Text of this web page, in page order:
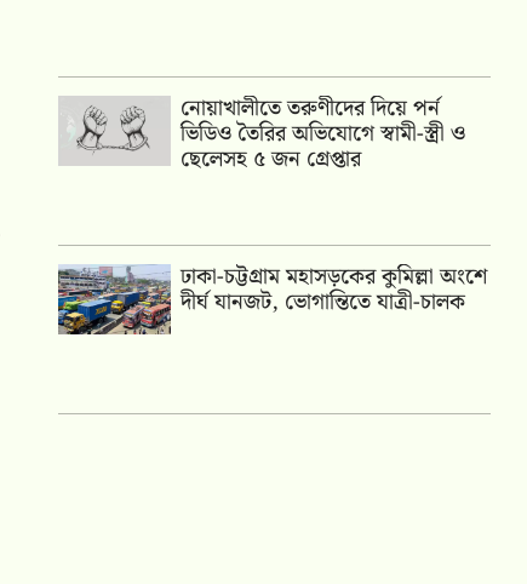
নোয়াখালীতে তরুণীদের দিয়ে পর্ন
ভিডিও তৈরির অভিযোগে স্বামী-স্ত্রী ও
ছেলেসহ ৫ জন গ্রেপ্তার
ঢাকা-চট্টগ্রাম মহাসড়কের কুমিল্লা অংশে
দীর্ঘ যানজট, ভোগান্তিতে যাত্রী-চালক